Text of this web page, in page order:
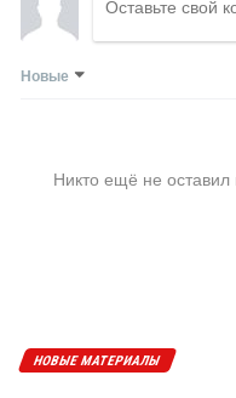
Новые
Никто ещё не
НОВЫЕ МАТЕРИАЛЫ